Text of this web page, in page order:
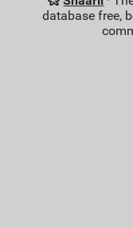
database free,